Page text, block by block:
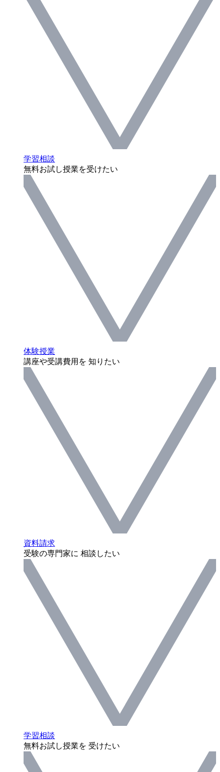
学習相談
無料お試し授業を受けたい
体験授業
講座や受講費用を 知りたい
資料請求
受験の専門家に 相談したい
学習相談
無料お試し授業を 受けたい